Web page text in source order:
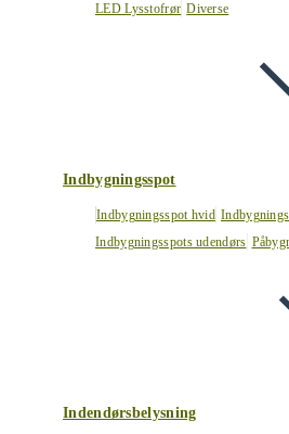
LED Lysstofrør Diverse
Indbygningsspot
Indbygningsspot hvid
Indbygningsspots udendørs
Indendørsbelysning